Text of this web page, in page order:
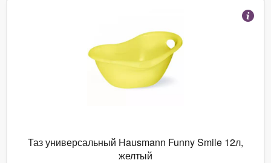
Таз универсальный Hausmann Funny Smile 12л,
желтый